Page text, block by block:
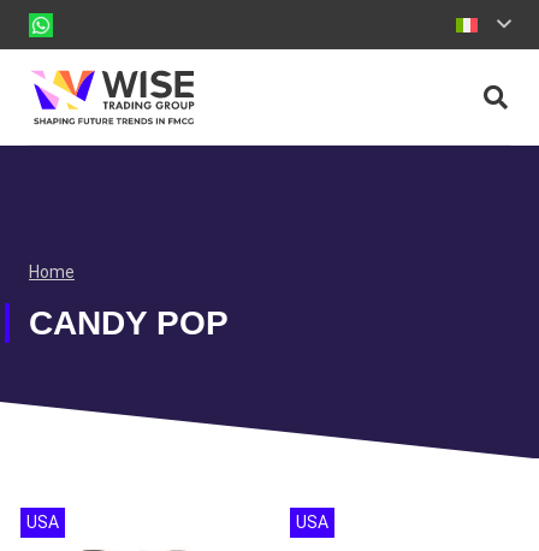
Home
CANDY POP
USA USA